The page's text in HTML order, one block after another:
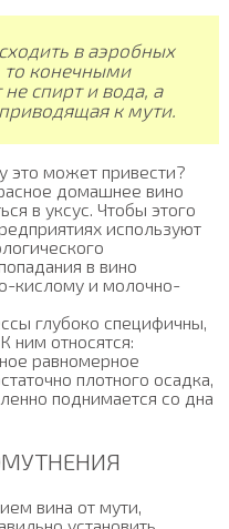
в аэробных
то конечными
спирт и вода, а
к мути.
это может привести?
домашнее вино
в уксус. Чтобы этого
используют
в вино
кислому и молочно-
глубоко специфичны,
ним относятся:
равномерное
плотного осадка,
поднимается со дна
вина от мути,
установить